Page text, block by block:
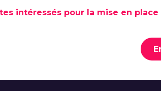
intéressés pour la mise en